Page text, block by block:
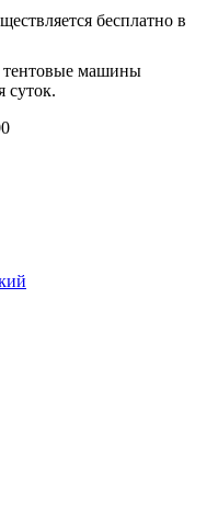
бесплатно в
тентовые машины
суток.